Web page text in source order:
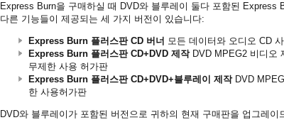
Express Burn을 구매하실 때 DVD와 블루레이 둘다 포함된 Express
다른 기능들이 제공되는 세 가지 버전이 있습니다:
Express Burn 플러스판 CD 버너 모든 데이터와 오디오 CD
Express Burn 플러스판 CD+DVD 제작DVD MPEG2 비디오
무제한 사용 허가판
Express Burn 플러스판 CD+DVD+블루레이 제작DVD
한 사용허가판
DVD와 블루레이가 포함된 버전으로 귀하의 현재 구매판을 업그레